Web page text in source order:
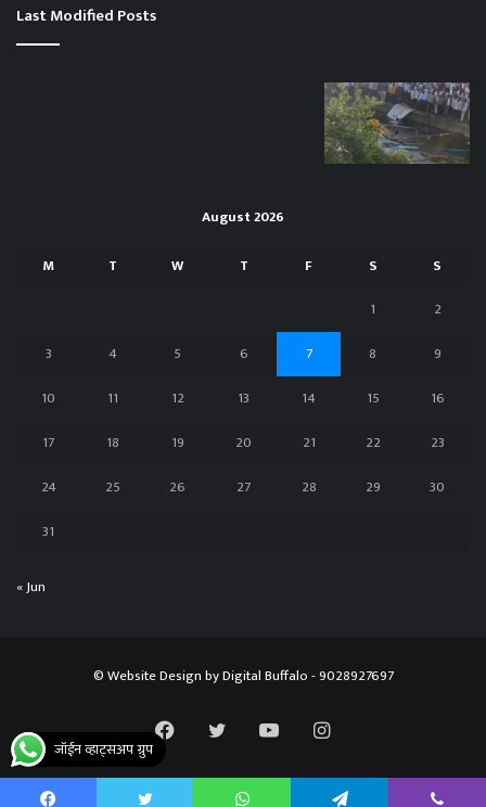
Last Modified Posts
August 2026
M T W T F S
S
1
2
3
4 5 6 7 8
9
10
11 12 13 14 15
16
17
18 19 20 21 22
23
24
25 26 27 28 29
30
31
« Jun
© Website Design byDigital Buffalo- 9028927697
FacebookTwitterYouTubeInstagram
जॉईन व्हाट्सअप ग्रुप